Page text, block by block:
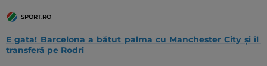
SPORT.RO
E gata! Barcelona a bătut palma cu Manchester City și îl
transferă pe Rodri